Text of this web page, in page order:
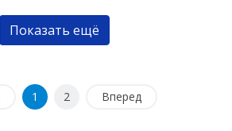
Показать ещё
1 2 Вперед